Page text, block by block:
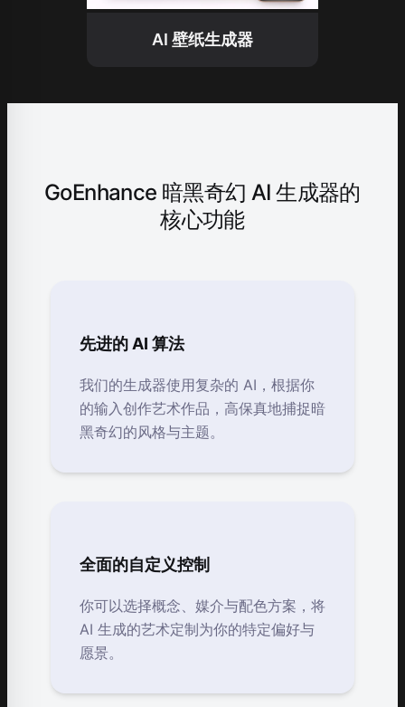
AI 壁纸生成器
GoEnhance 暗黑奇幻 AI 生成器的
核心功能
先进的 AI 算法
我们的生成器使用复杂的 AI，根据你
的输入创作艺术作品，高保真地捕捉暗
黑奇幻的风格与主题。
全面的自定义控制
你可以选择概念、媒介与配色方案，将
AI 生成的艺术定制为你的特定偏好与
愿景。